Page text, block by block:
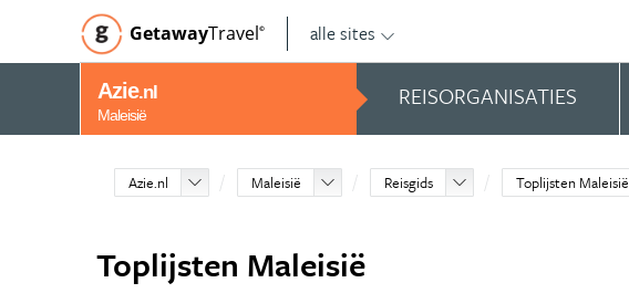
GetawayTravel© alle sites
Azie.nl
Maleisië
REISORGANISATIES
Azie.nl Maleisië Reisgids Toplijsten Maleisië
Toplijsten Maleisië